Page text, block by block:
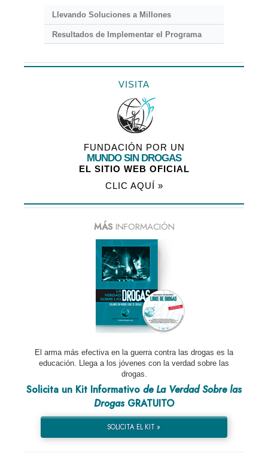
Llevando Soluciones a Millones
Resultados de Implementar el Programa
VISITA
FUNDACIÓN POR UN
MUNDO SIN DROGAS
EL SITIO WEB OFICIAL
CLIC AQUÍ »
MÁSINFORMACIÓN
El arma más efectiva en la guerra contra las drogas es la
educación. Llega a los jóvenes con la verdad sobre las
drogas.
Solicita un Kit Informativo de La Verdad Sobre las
DrogasGRATUITO
SOLICITA EL KIT »